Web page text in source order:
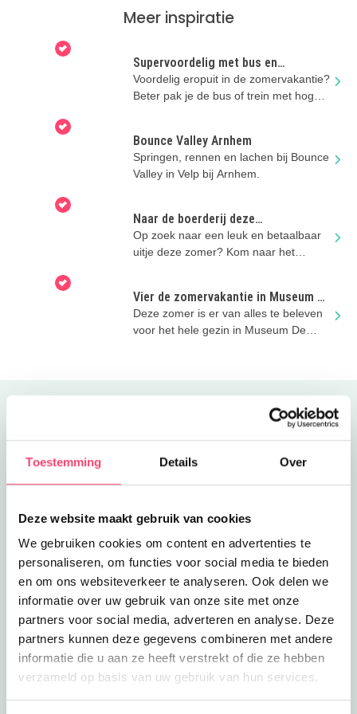
Toestemming Details Over
Deze website maakt gebruik van cookies
We gebruiken cookies om content en advertenties te
personaliseren, om functies voor social media te bieden
en om ons websiteverkeer te analyseren. Ook delen we
informatie over uw gebruik van onze site met onze
partners voor social media, adverteren en analyse. Deze
partners kunnen deze gegevens combineren met andere
informatie die u aan ze heeft verstrekt of die ze hebben
verzameld op basis van uw gebruik van hun services.
Meer inspiratie
Supervoordelig met bus en
regionale trein
Voordelig eropuit in de zomervakantie?
Beter pak je de bus of trein met hoge
Bounce Valley Arnhem
Springen, rennen en lachen bij Bounce
Valley in Velp bij Arnhem.
Naar de boerderij deze
zomervakantie!
Op zoek naar een leuk en betaalbaar
uitje deze zomer? Kom naar het
Vier de zomervakantie in Museum De
Bastei
Deze zomer is er van alles te beleven
voor het hele gezin in Museum De